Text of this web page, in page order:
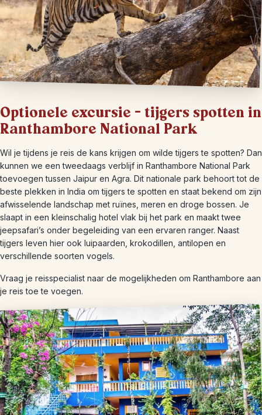
Optionele excursie – tijgers spotten in
Ranthambore National Park
Wil je tijdens je reis de kans krijgen om wilde tijgers te spotten? Dan
kunnen we een tweedaags verblijf in Ranthambore National Park
toevoegen tussen Jaipur en Agra. Dit nationale park behoort tot de
beste plekken in India om tijgers te spotten en staat bekend om zijn
afwisselende landschap met ruïnes, meren en droge bossen. Je
slaapt in een kleinschalig hotel vlak bij het park en maakt twee
jeepsafari’s onder begeleiding van een ervaren ranger. Naast
tijgers leven hier ook luipaarden, krokodillen, antilopen en
verschillende soorten vogels.
Vraag je reisspecialist naar de mogelijkheden om Ranthambore aan
je reis toe te voegen.